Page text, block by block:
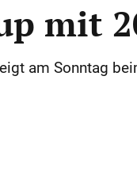
mit
am Sonntag